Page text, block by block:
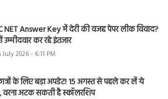
NET Answer Key में देरी की वजह पेपर लीक विवाद?
उम्मीदवार कर रहे इंतजार
July 2026 - 6:11 PM
के लिए बड़ा अपडेट! 15 अगस्त से पहले कर लें ये
वरना अटक सकती है स्कॉलरशिप